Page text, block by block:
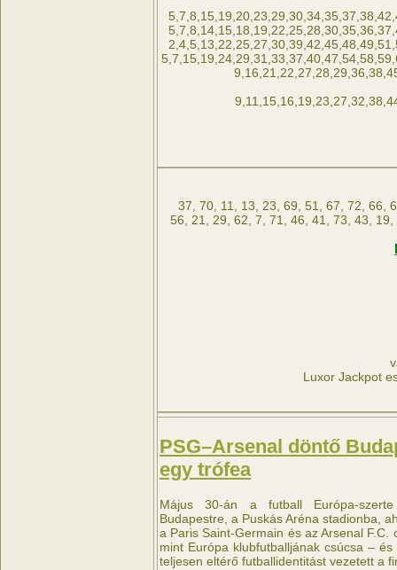
37, 70, 11, 13, 23, 69, 51, 67, 72, 66,
56, 21, 29, 62, 7, 71, 46, 41, 73, 43,
Luxor Jackpot
PSG–Arsenal döntő
egy trófea
Május 30-án a futball Európa-
Budapestre, a Puskás Aréna stadionba,
a Paris Saint-Germain és az Arsenal F.C.
mint Európa klubfutballjának csúcsa –
teljesen eltérő futballidentitást vezetett a